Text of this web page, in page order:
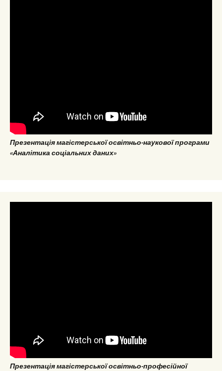
Презентація магістерської освітньо-наукової програми
«Аналітика соціальних даних»
Презентація магістерської освітньо-професійної